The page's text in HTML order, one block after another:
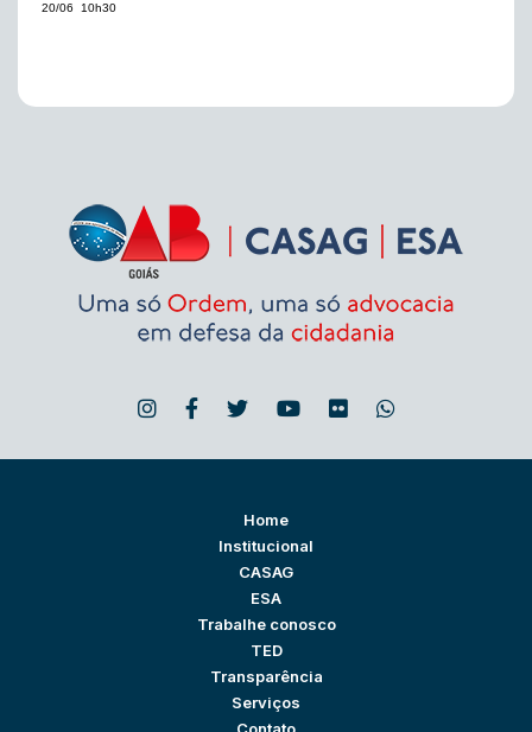
20/06  10h30
Home
Institucional
CASAG
ESA
Trabalhe conosco
TED
Transparência
Serviços